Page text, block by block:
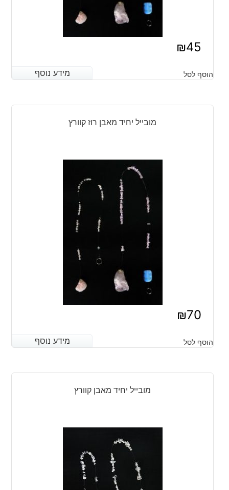
₪45
מידע נוסף הוסף לסל מידע נוסף
מובייל יחיד מאבן רוז קוורץ
₪70
מידע נוסף הוסף לסל מידע נוסף
מובייל יחיד מאבן קוורץ